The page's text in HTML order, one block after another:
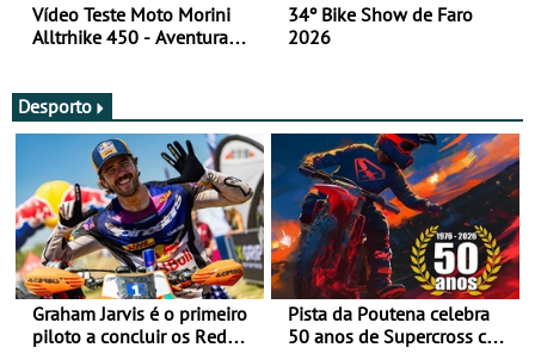
Vídeo Teste Moto Morini
Alltrhike 450 - Aventura
34º Bike Show de Faro
2026
Desporto
Graham Jarvis é o primeiro
piloto a concluir os Red
Pista da Poutena celebra
50 anos de Supercross com